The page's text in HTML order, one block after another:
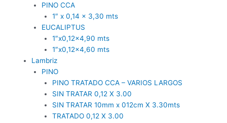
PINO CCA
1″ x 0,14 x 3,30 mts
EUCALIPTUS
1″x0,12×4,90 mts
1″x0,12×4,60 mts
Lambriz
PINO
PINO TRATADO CCA – VARIOS LARGOS
SIN TRATAR 0,12 X 3.00
SIN TRATAR 10mm x 012cm X 3.30mts
TRATADO 0,12 X 3.00